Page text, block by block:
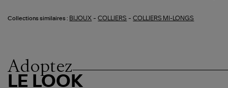
Collections similaires : BIJOUX -COLLIERS -COLLIERS MI-LONGS
Adoptez
LE LOOK